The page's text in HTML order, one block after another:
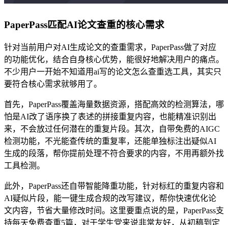
PaperPass匹配AI论文查重的核心需求
针对当前用户对AI生成论文的查重需求，PaperPass做了对应
的功能优化，结合自身核心优势，能很好地解决用户的痛点。
不少用户一开始不知道用ai写的论文怎么查重选工具，其实只
要符合核心需求就够用了。
首先，PaperPass覆盖海量数据资源，搭配高效的检测算法，哪
怕是AI改了语序换了表述的拼接重复内容，也能精准识别出
来，不会放过任何潜在的重复片段。其次，自带免费的AIGC
检测功能，不光能查传统的重复率，还能单独标注出疑似AI
生成的段落，帮你提前处理不符合要求的内容，不用再额外找
工具检测。
此外，PaperPass还自带智能降重功能，针对标红的重复内容和
AI疑似片段，能一键生成合规的改写建议，帮你快速优化论
文内容，节省大量修改时间。这里要重点说的是，PaperPass支
持每天免费查重5篇，对于学生党来说非常友好，从初稿到定